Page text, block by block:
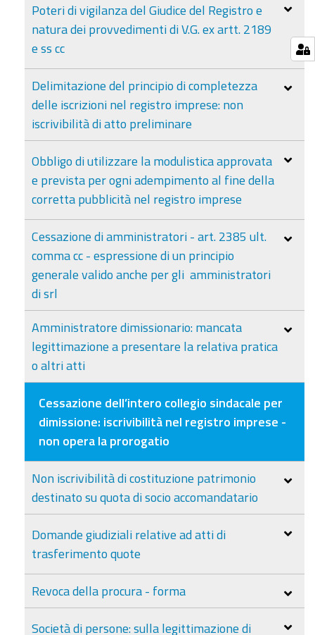
Poteri di vigilanza del Giudice del Registro e
natura dei provvedimenti di V.G. ex artt. 2189
e ss cc
Delimitazione del principio di completezza
delle iscrizioni nel registro imprese: non
iscrivibilità di atto preliminare
Obbligo di utilizzare la modulistica approvata
e prevista per ogni adempimento al fine della
corretta pubblicità nel registro imprese
Cessazione di amministratori - art. 2385 ult.
comma cc - espressione di un principio
generale valido anche per gli amministratori
di srl
Amministratore dimissionario: mancata
legittimazione a presentare la relativa pratica
o altri atti
Cessazione dell’intero collegio sindacale per
dimissione: iscrivibilità nel registro imprese -
non opera la prorogatio
Non iscrivibilità di costituzione patrimonio
destinato su quota di socio accomandatario
Domande giudiziali relative ad atti di
trasferimento quote
Revoca della procura - forma
Società di persone: sulla legittimazione di